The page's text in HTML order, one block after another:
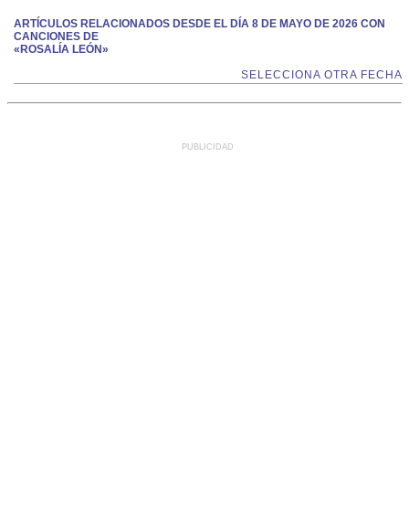
ARTÍCULOS RELACIONADOS DESDE EL DÍA 8 DE MAYO DE 2026 CON
CANCIONES DE
«ROSALÍA LEÓN»
SELECCIONA OTRA FECHA
PUBLICIDAD